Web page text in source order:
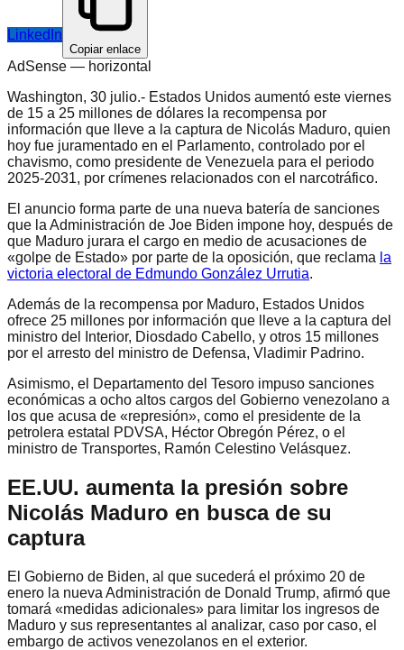
LinkedIn
Copiar enlace
AdSense — horizontal
Washington, 30 julio.- Estados Unidos aumentó este viernes
de 15 a 25 millones de dólares la recompensa por
información que lleve a la captura de Nicolás Maduro, quien
hoy fue juramentado en el Parlamento, controlado por el
chavismo, como presidente de Venezuela para el periodo
2025-2031, por crímenes relacionados con el narcotráfico.
El anuncio forma parte de una nueva batería de sanciones
que la Administración de Joe Biden impone hoy, después de
que Maduro jurara el cargo en medio de acusaciones de
«golpe de Estado» por parte de la oposición, que reclama la
victoria electoral de Edmundo González Urrutia.
Además de la recompensa por Maduro, Estados Unidos
ofrece 25 millones por información que lleve a la captura del
ministro del Interior, Diosdado Cabello, y otros 15 millones
por el arresto del ministro de Defensa, Vladimir Padrino.
Asimismo, el Departamento del Tesoro impuso sanciones
económicas a ocho altos cargos del Gobierno venezolano a
los que acusa de «represión», como el presidente de la
petrolera estatal PDVSA, Héctor Obregón Pérez, o el
ministro de Transportes, Ramón Celestino Velásquez.
EE.UU. aumenta la presión sobre
Nicolás Maduro en busca de su
captura
El Gobierno de Biden, al que sucederá el próximo 20 de
enero la nueva Administración de Donald Trump, afirmó que
tomará «medidas adicionales» para limitar los ingresos de
Maduro y sus representantes al analizar, caso por caso, el
embargo de activos venezolanos en el exterior.